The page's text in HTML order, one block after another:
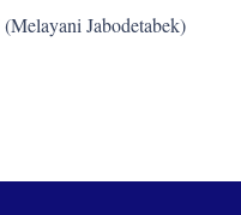
(Melayani Jabodetabek)